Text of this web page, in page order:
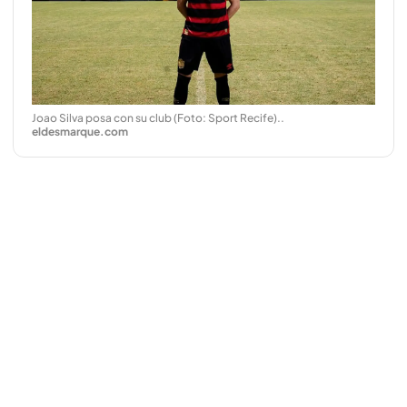
Joao Silva posa con su club (Foto: Sport Recife)..
eldesmarque.com